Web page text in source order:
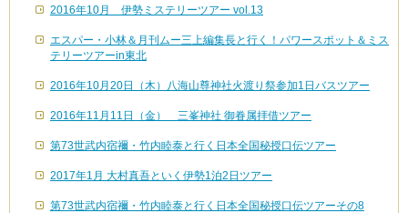
2016年10月 伊勢ミステリーツアー vol.13
エスパー・小林＆月刊ムー三上編集長と行く！パワースポット＆ミス
テリーツアーin東北
2016年10月20日（木）八海山尊神社火渡り祭参加1日バスツアー
2016年11月11日（金） 三峯神社 御眷属拝借ツアー
第73世武内宿禰・竹内睦泰と行く日本全国秘授口伝ツアー
2017年1月 大村真吾といく伊勢1泊2日ツアー
第73世武内宿禰・竹内睦泰と行く日本全国秘授口伝ツアーその8